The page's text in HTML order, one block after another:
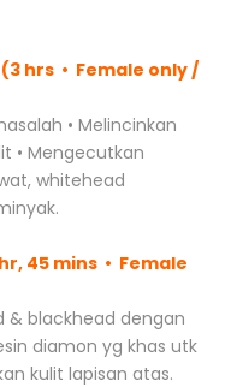
hrs • Female only /
• Melincinkan
• Mengecutkan
whitehead
45 mins • Female
& blackhead dengan
diamon yg khas utk
kulit lapisan atas.